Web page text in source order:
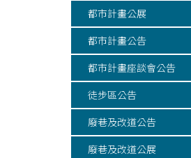
都市計畫公展
都市計畫公告
都市計畫座談會公告
徒步區公告
廢巷及改道公告
廢巷及改道公展